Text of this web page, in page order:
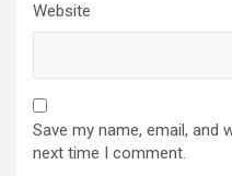
Website
Save my name, email, and
next time I comment.